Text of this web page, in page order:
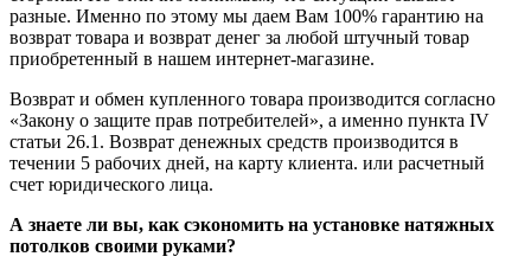
разные. Именно по этому мы даем Вам 100% гарантию на
возврат товара и возврат денег за любой штучный товар
приобретенный в нашем интернет-магазине.
Возврат и обмен купленного товара производится согласно
«Закону о защите прав потребителей», а именно пункта IV
статьи 26.1. Возврат денежных средств производится в
течении 5 рабочих дней, на карту клиента. или расчетный
счет юридического лица.
А знаете ли вы, как сэкономить на установке натяжных
потолков своими руками?